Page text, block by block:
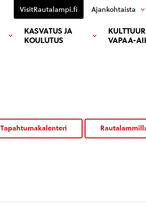
KASVATUS JA
KOULUTUS
VAPAA-
VisitRautalampi.fi Ajankohtaista
Tapahtumakalenteri